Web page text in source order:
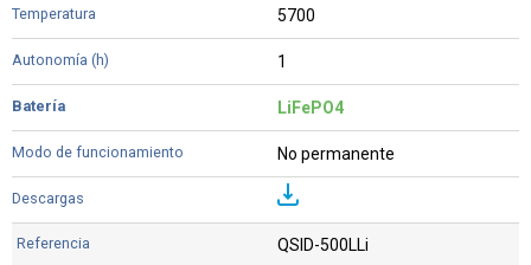
5700
1
LiFePO4
No permanente
QSID-500LLi